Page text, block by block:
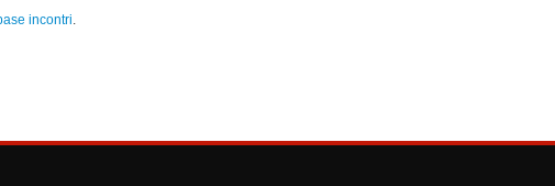
incontri.